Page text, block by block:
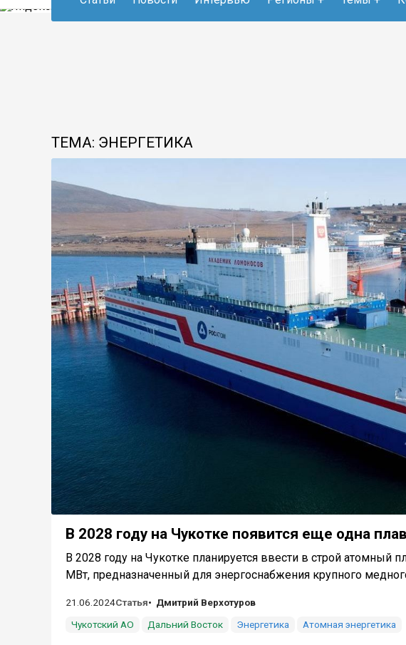
ТЕМА: ЭНЕРГЕТИКА
В 2028 году на Чукотке появится еще одна
В 2028 году на Чукотке планируется ввести в строй
МВт, предназначенный для энергоснабжения крупного
21.06.2024Статья
Дмитрий Верхотуров
Чукотский АО
Дальний Восток Энергетика Атомная энергетика